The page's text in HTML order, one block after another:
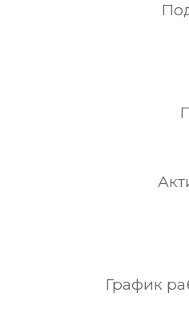
График